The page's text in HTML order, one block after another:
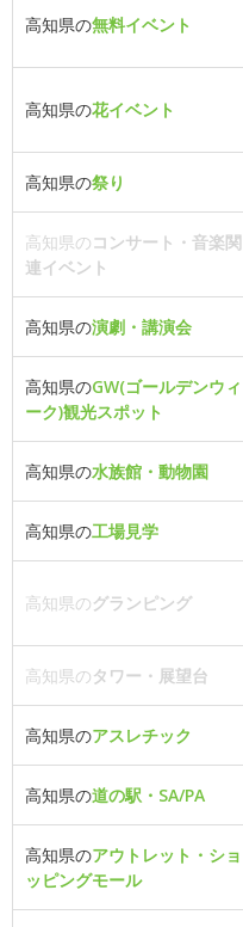
高知県の無料イベント
高知県の花イベント
高知県の祭り
高知県のコンサート・音楽関
連イベント
高知県の演劇・講演会
高知県のGW(ゴールデンウィ
ーク)観光スポット
高知県の水族館・動物園
高知県の工場見学
高知県のグランピング
高知県のタワー・展望台
高知県のアスレチック
高知県の道の駅・SA/PA
高知県のアウトレット・ショ
ッピングモール